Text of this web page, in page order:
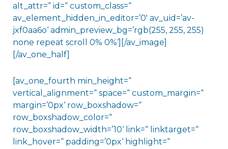
alt_attr=“ id=“ custom_class=“
av_element_hidden_in_editor=’0′ av_uid=’av-
jxf0aa6o‘ admin_preview_bg=’rgb(255, 255, 255)
none repeat scroll 0% 0%‘][/av_image]
[/av_one_half]
[av_one_fourth min_height=“
vertical_alignment=“ space=“ custom_margin=“
margin=’0px‘ row_boxshadow=“
row_boxshadow_color=“
row_boxshadow_width=’10‘ link=“ linktarget=“
link_hover=“ padding=’0px‘ highlight=“